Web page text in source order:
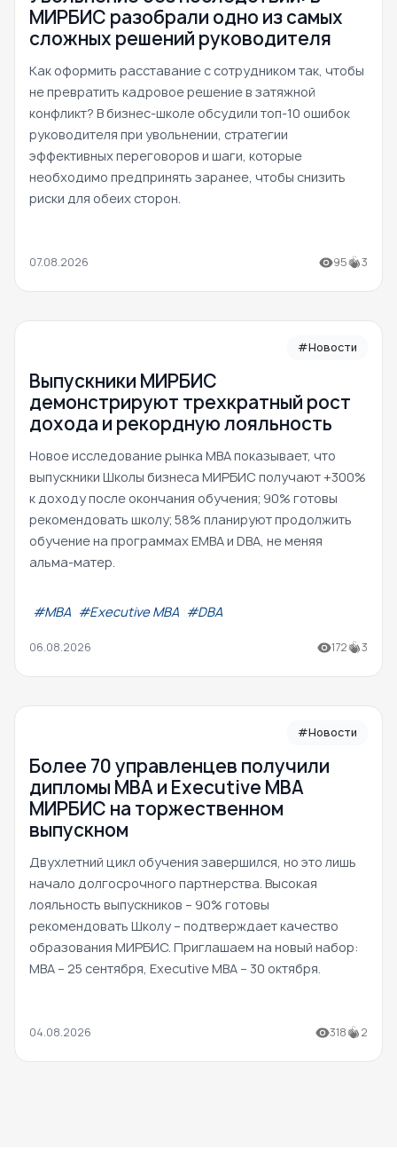
МИРБИС разобрали одно из самых
сложных решений руководителя
Как оформить расставание с сотрудником так, чтобы
не превратить кадровое решение в затяжной
конфликт? В бизнес-школе обсудили топ-10 ошибок
руководителя при увольнении, стратегии
эффективных переговоров и шаги, которые
необходимо предпринять заранее, чтобы снизить
риски для обеих сторон.
07.08.2026 95 3
#Новости
Выпускники МИРБИС
демонстрируют трехкратный рост
дохода и рекордную лояльность
Новое исследование рынка MBA показывает, что
выпускники Школы бизнеса МИРБИС получают +300%
к доходу после окончания обучения; 90% готовы
рекомендовать школу; 58% планируют продолжить
обучение на программах EMBA и DBA, не меняя
альма-матер.
#МВА #Executive MBA #DBA
06.08.2026 172 3
#Новости
Более 70 управленцев получили
дипломы MBA и Executive MBA
МИРБИС на торжественном
выпускном
Двухлетний цикл обучения завершился, но это лишь
начало долгосрочного партнерства. Высокая
лояльность выпускников – 90% готовы
рекомендовать Школу – подтверждает качество
образования МИРБИС. Приглашаем на новый набор:
MBA – 25 сентября, Executive MBA – 30 октября.
04.08.2026 318 2